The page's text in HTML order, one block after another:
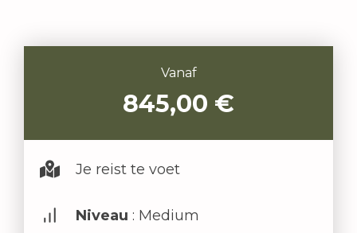
Vanaf
845,00 €
Je reist te voet
Niveau : Medium